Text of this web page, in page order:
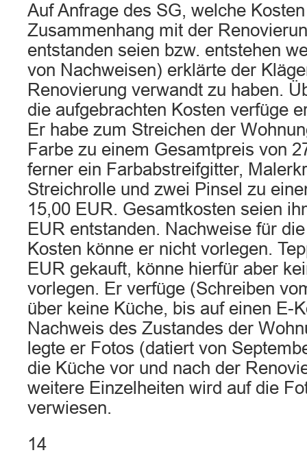
Auf Anfrage des SG, welche
Zusammenhang mit der
entstanden seien bzw. entstehen
von Nachweisen) erklärte der
Renovierung verwandt zu haben.
die aufgebrachten Kosten verfüge
Er habe zum Streichen der
Farbe zu einem Gesamtpreis von
ferner ein Farbabstreifgitter,
Streichrolle und zwei Pinsel zu
15,00 EUR. Gesamtkosten seien
EUR entstanden. Nachweise für
Kosten könne er nicht vorlegen.
EUR gekauft, könne hierfür aber
vorlegen. Er verfüge (Schreiben
über keine Küche, bis auf einen E-
Nachweis des Zustandes der
legte er Fotos (datiert von
die Küche vor und nach der
weitere Einzelheiten wird auf die
verwiesen.
14